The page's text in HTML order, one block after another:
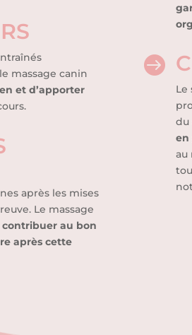
massage canin
et d’apporter
après les mises
Le massage
au bon
après cette

Le
du
en
au